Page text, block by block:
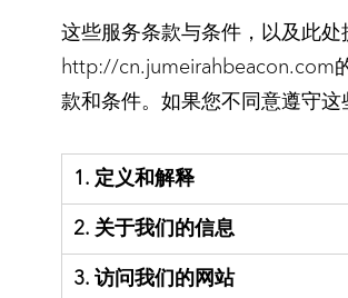
这些服务条款与条件，以及此
http://cn.jumeirahbeacon.com
款和条件。如果您不同意遵守
1. 定义和解释
2. 关于我们的信息
3. 访问我们的网站